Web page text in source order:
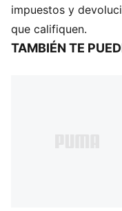
SOFTRIDE: Espuma
amortiguación y
SOFTFOAM+:
impuestos y
que califiquen.
TAMBIÉN TE